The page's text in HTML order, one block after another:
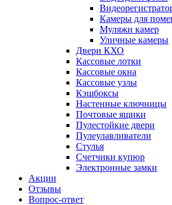
Камеры для
Муляжи камер
Уличные камеры
Двери КХО
Кассовые лотки
Кассовые окна
Кассовые узлы
Кэшбоксы
Настенные ключницы
Почтовые ящики
Пулестойкие двери
Пулеулавливатели
Стулья
Счетчики купюр
Электронные замки
Акции
Отзывы
Вопрос-ответ